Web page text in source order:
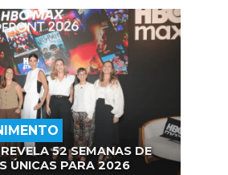
52 SEMANAS DE
ÚNICAS PARA 2026